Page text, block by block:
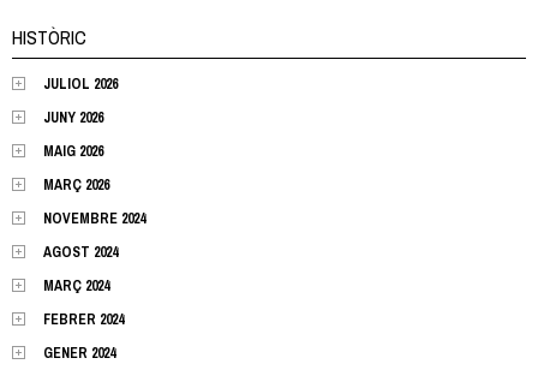
HISTÒRIC
JULIOL 2026
JUNY 2026
MAIG 2026
MARÇ 2026
NOVEMBRE 2024
AGOST 2024
MARÇ 2024
FEBRER 2024
GENER 2024